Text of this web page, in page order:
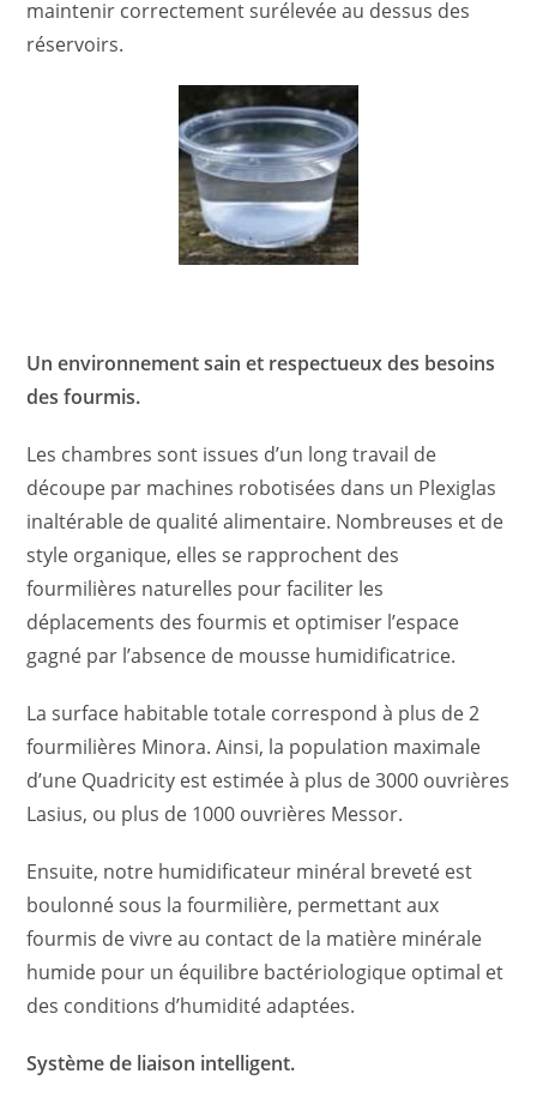
maintenir correctement surélevée au dessus des
réservoirs.
Un environnement sain et respectueux des besoins
des fourmis.
Les chambres sont issues d’un long travail de
découpe par machines robotisées dans un Plexiglas
inaltérable de qualité alimentaire. Nombreuses et de
style organique, elles se rapprochent des
fourmilières naturelles pour faciliter les
déplacements des fourmis et optimiser l’espace
gagné par l’absence de mousse humidificatrice.
La surface habitable totale correspond à plus de 2
fourmilières Minora. Ainsi, la population maximale
d’une Quadricity est estimée à plus de 3000 ouvrières
Lasius, ou plus de 1000 ouvrières Messor.
Ensuite, notre humidificateur minéral breveté est
boulonné sous la fourmilière, permettant aux
fourmis de vivre au contact de la matière minérale
humide pour un équilibre bactériologique optimal et
des conditions d’humidité adaptées.
Système de liaison intelligent.